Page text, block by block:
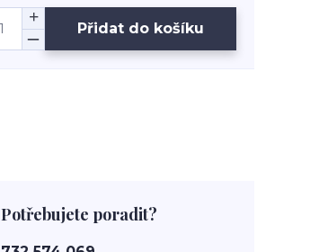
Přidat do košíku
Potřebujete poradit?